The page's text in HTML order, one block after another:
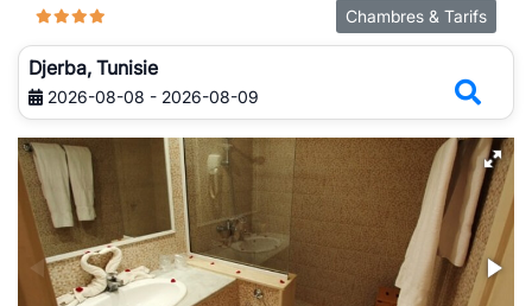
Chambres & Tarifs
Djerba, Tunisie
2026-08-08 - 2026-08-09